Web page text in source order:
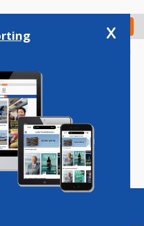
Check in
Vacatures
x